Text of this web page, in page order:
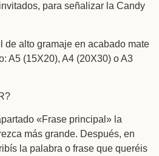
para señalizar la Candy
de alto gramaje en acabado mate
A5 (15X20), A4 (20X30) o A3
«Frase principal» la
más grande. Después, en
la palabra o frase que queréis